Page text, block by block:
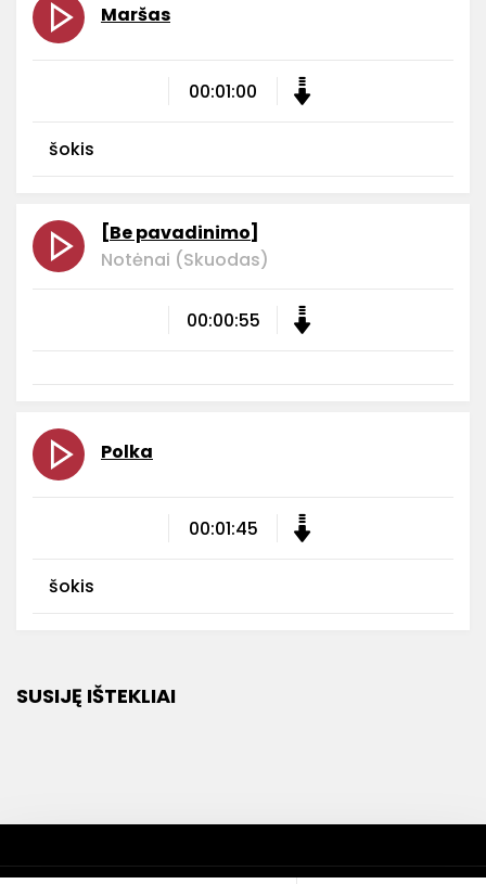
Maršas
00:01:00
šokis
[Be pavadinimo]
Notėnai (Skuodas)
00:00:55
Polka
00:01:45
šokis
SUSIJĘ IŠTEKLIAI